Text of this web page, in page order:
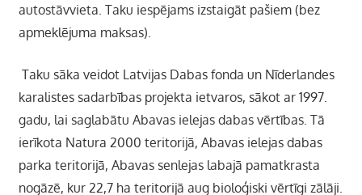
autostāvvieta. Taku iespējams izstaigāt pašiem (bez
apmeklējuma maksas).
Taku sāka veidot Latvijas Dabas fonda un Nīderlandes
karalistes sadarbības projekta ietvaros, sākot ar 1997.
gadu, lai saglabātu Abavas ielejas dabas vērtības. Tā
ierīkota Natura 2000 teritorijā, Abavas ielejas dabas
parka teritorijā, Abavas senlejas labajā pamatkrasta
nogāzē, kur 22,7 ha teritorijā aug bioloģiski vērtīgi zālāji.